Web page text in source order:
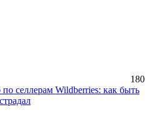
180
по селлерам Wildberries: как быть